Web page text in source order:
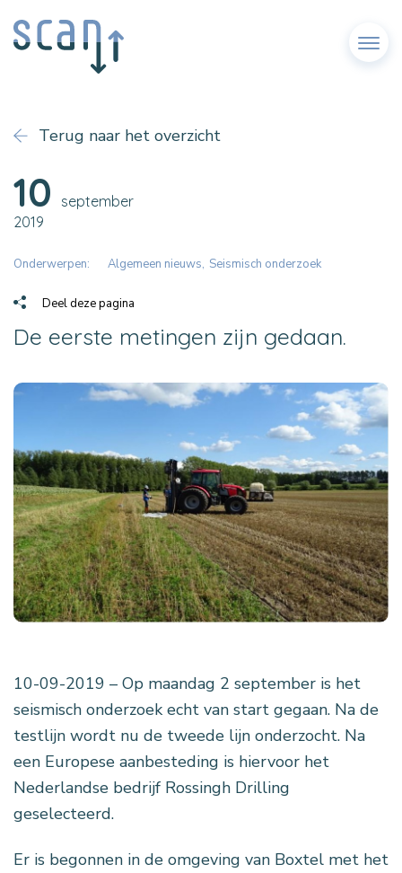
Menu
Terug naar het overzicht
10
september
2019
Onderwerpen: Algemeen nieuws Seismisch onderzoek
Deel deze pagina
De eerste metingen zijn gedaan.
10-09-2019 – Op maandag 2 september is het
seismisch onderzoek echt van start gegaan. Na de
testlijn wordt nu de tweede lijn onderzocht. Na
een Europese aanbesteding is hiervoor het
Nederlandse bedrijf Rossingh Drilling
geselecteerd.
Er is begonnen in de omgeving van Boxtel met het